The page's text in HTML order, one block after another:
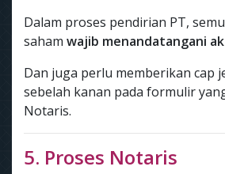
Dalam proses pendirian PT,
saham wajib menandatangani
Dan juga perlu memberikan cap
sebelah kanan pada formulir
Notaris.
5. Proses Notaris